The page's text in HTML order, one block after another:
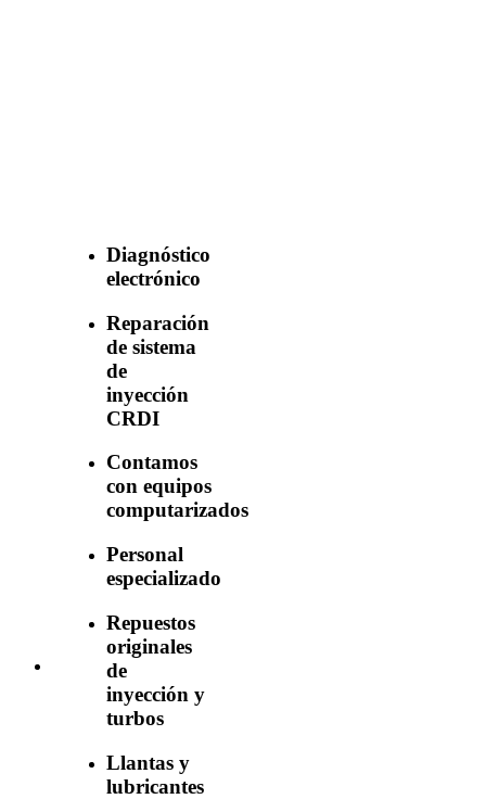
Diagnóstico
electrónico
Reparación
de sistema
de
inyección
CRDI
Contamos
con equipos
computarizados
Personal
especializado
Repuestos
originales
de
inyección y
turbos
Llantas y
lubricantes